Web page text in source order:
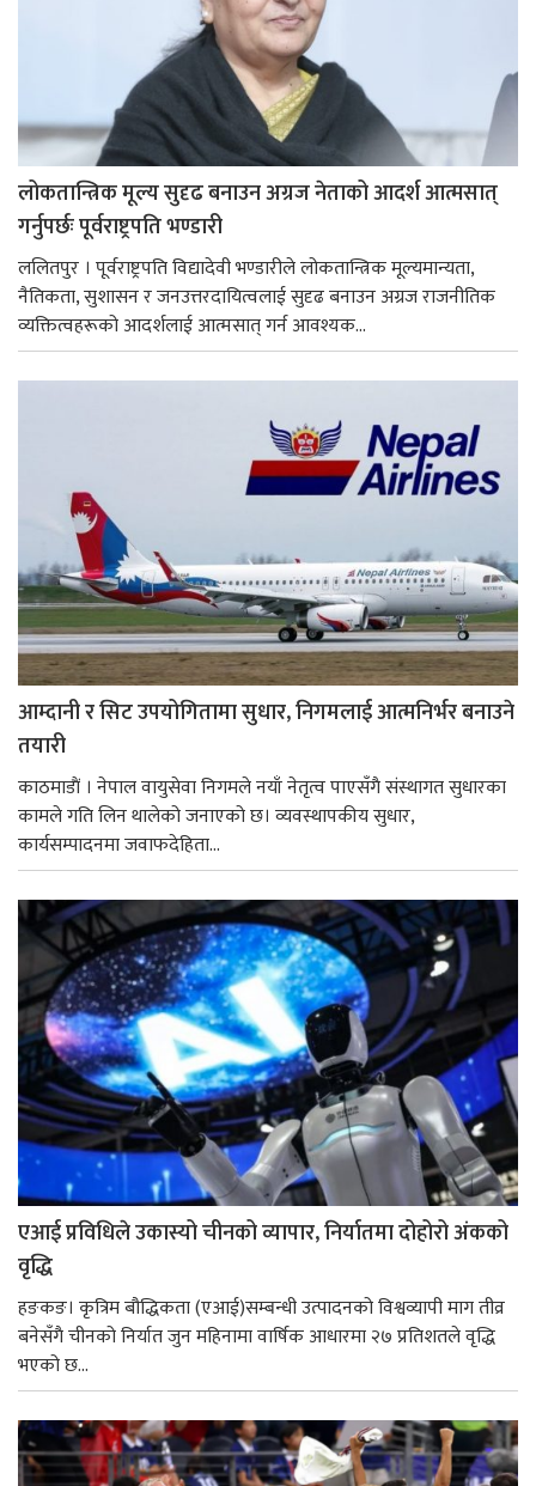
लोकतान्त्रिक मूल्य सुदृढ बनाउन अग्रज नेताको आदर्श आत्मसात्
गर्नुपर्छः पूर्वराष्ट्रपति भण्डारी
ललितपुर । पूर्वराष्ट्रपति विद्यादेवी भण्डारीले लोकतान्त्रिक मूल्यमान्यता,
नैतिकता, सुशासन र जनउत्तरदायित्वलाई सुदृढ बनाउन अग्रज राजनीतिक
व्यक्तित्वहरूको आदर्शलाई आत्मसात् गर्न आवश्यक...
आम्दानी र सिट उपयोगितामा सुधार, निगमलाई आत्मनिर्भर बनाउने
तयारी
काठमाडाैं । नेपाल वायुसेवा निगमले नयाँ नेतृत्व पाएसँगै संस्थागत सुधारका
कामले गति लिन थालेको जनाएको छ। व्यवस्थापकीय सुधार,
कार्यसम्पादनमा जवाफदेहिता...
एआई प्रविधिले उकास्यो चीनको व्यापार, निर्यातमा दोहोरो अंकको
वृद्धि
हङकङ। कृत्रिम बौद्धिकता (एआई)सम्बन्धी उत्पादनको विश्वव्यापी माग तीव्र
बनेसँगै चीनको निर्यात जुन महिनामा वार्षिक आधारमा २७ प्रतिशतले वृद्धि
भएको छ...